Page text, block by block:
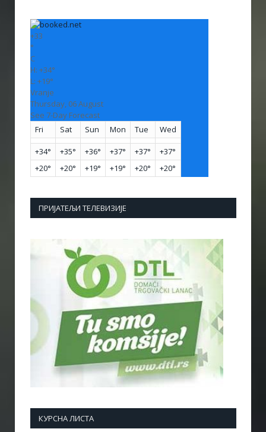
+33
°
C
H: +34°
L: +19°
Vranje
Thursday, 06 August
See 7-Day Forecast
Fri
Sat Sun Mon Tue Wed
+34° +35° +36° +37° +37° +37°
+20° +20° +19° +19° +20° +20°
ПРИЈАТЕЉИ ТЕЛЕВИЗИЈЕ
КУРСНА ЛИСТА